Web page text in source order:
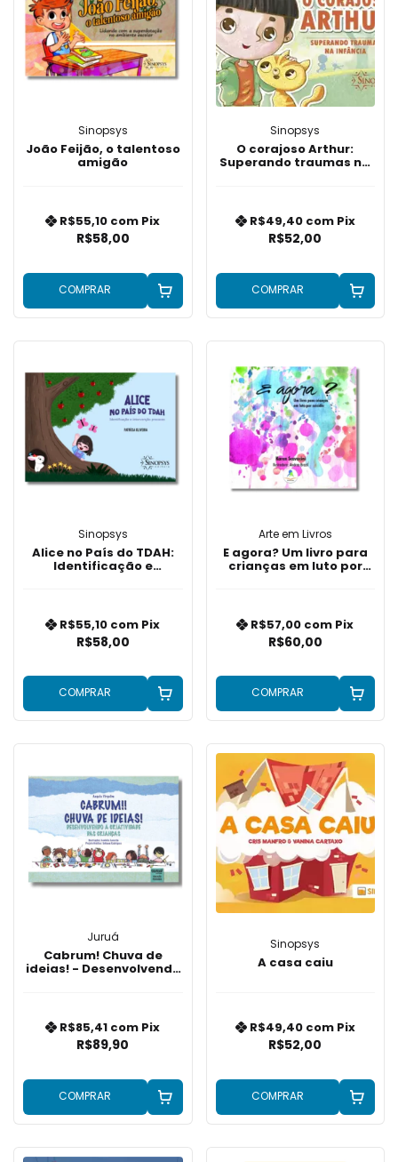
Sinopsys
João Feijão, o talentoso
amigão
R$58,00
R$55,10 com Pix
COMPRAR
Sinopsys
O corajoso Arthur:
Superando traumas na
R$52,00
R$49,40 com Pix
COMPRAR
Sinopsys
Alice no País do TDAH:
Identificação e
R$58,00
R$55,10 com Pix
COMPRAR
Arte em Livros
E agora? Um livro para
crianças em luto por
R$60,00
R$57,00 com Pix
COMPRAR
Juruá
Cabrum! Chuva de
ideias! - Desenvolvendo
R$89,90
R$85,41 com Pix
COMPRAR
Sinopsys
A casa caiu
R$52,00
R$49,40 com Pix
COMPRAR